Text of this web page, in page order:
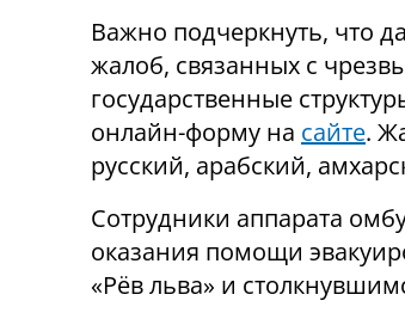
Важно подчеркнуть, что
жалоб, связанных с
государственные
онлайн-форму на сайте.
русский, арабский,
Сотрудники аппарата
оказания помощи
«Рёв льва» и